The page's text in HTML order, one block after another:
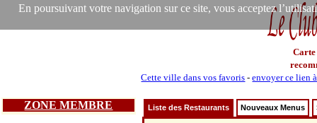
En poursuivant votre navigation sur ce site, vous acceptez
Carte
Cette ville dans vos favoris -envoyer ce lien
ZONE MEMBRE Liste des Restaurants Nouveaux Menus